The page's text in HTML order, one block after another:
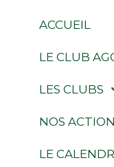
ACCUEIL
LE CLUB
LES CLUBS
NOS
LE